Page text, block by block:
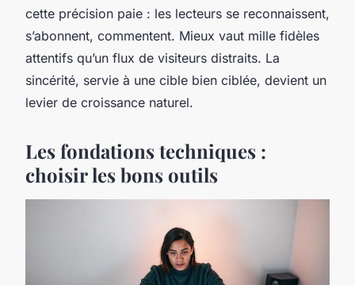
cette précision paie : les lecteurs se reconnaissent,
s’abonnent, commentent. Mieux vaut mille fidèles
attentifs qu’un flux de visiteurs distraits. La
sincérité, servie à une cible bien ciblée, devient un
levier de croissance naturel.
Les fondations techniques :
choisir les bons outils